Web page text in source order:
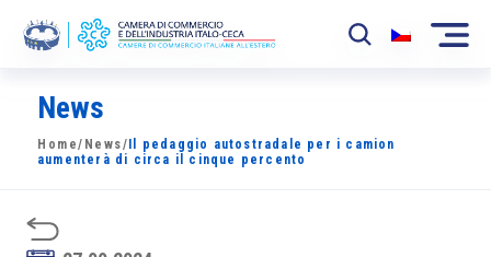
La Camera
News
News
Home/ News/ Il pedaggio autostradale per i camion
aumenterà di circa il cinque percento